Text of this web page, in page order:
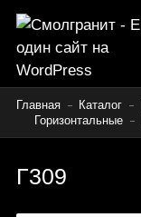
Главная Каталог
Горизонтальные
Г309